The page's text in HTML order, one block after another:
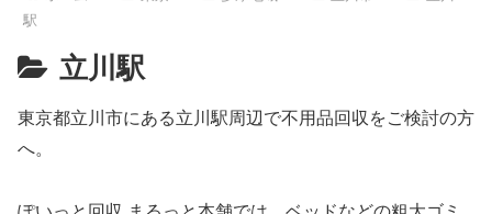
駅
立川駅
東京都立川市にある立川駅周辺で不用品回収をご検討の方
へ。